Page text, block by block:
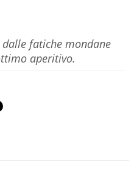
fatiche mondane
aperitivo.